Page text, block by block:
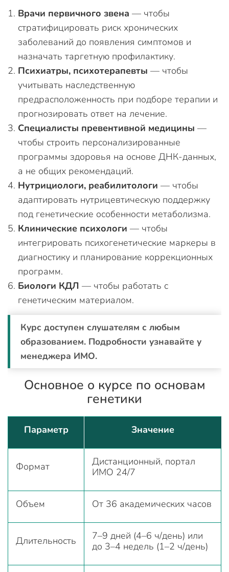
Врачи первичного звена — чтобы
стратифицировать риск хронических
заболеваний до появления симптомов и
назначать таргетную профилактику.
Психиатры, психотерапевты — чтобы
учитывать наследственную
предрасположенность при подборе терапии и
прогнозировать ответ на лечение.
Специалисты превентивной медицины —
чтобы строить персонализированные
программы здоровья на основе ДНК-данных,
а не общих рекомендаций.
Нутрициологи, реабилитологи — чтобы
адаптировать нутрицевтическую поддержку
под генетические особенности метаболизма.
Клинические психологи — чтобы
интегрировать психогенетические маркеры в
диагностику и планирование коррекционных
программ.
Биологи КДЛ — чтобы работать с
генетическим материалом.
Курс доступен слушателям с любым
образованием. Подробности узнавайте у
менеджера ИМО.
Основное о курсе по основам
генетики
Параметр Значение
Формат
Дистанционный, портал
ИМО 24/7
Объем От 36 академических часов
Длительность
7–9 дней (4–6 ч/день) или
до 3–4 недель (1–2 ч/день)